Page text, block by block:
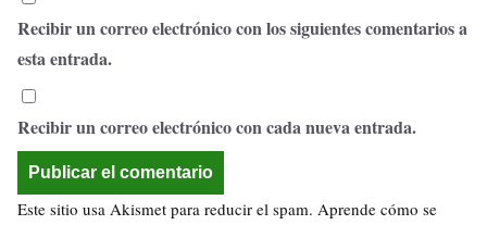
Recibir un correo electrónico con los siguientes comentarios a
esta entrada.
Recibir un correo electrónico con cada nueva entrada.
Este sitio usa Akismet para reducir el spam. Aprende cómo se